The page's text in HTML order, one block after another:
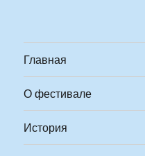
Главная
О фестивале
История